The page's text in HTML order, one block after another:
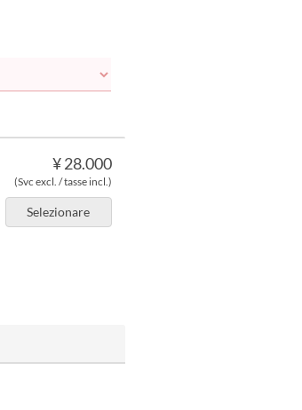
¥ 28.000
(Svc excl. / tasse incl.)
Selezionare